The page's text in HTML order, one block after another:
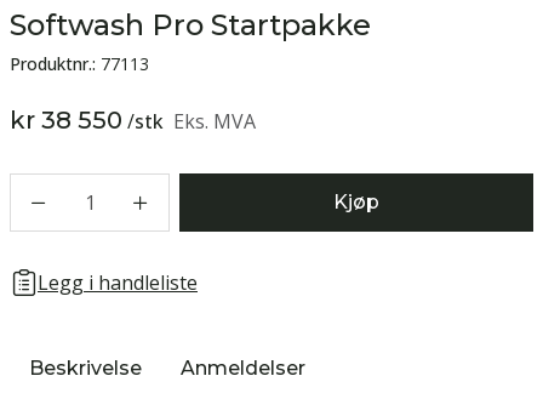
Softwash Pro Startpakke
Produktnr.: 77113
kr 38 550 /stk Eks. MVA
1 Kjøp
Legg i handleliste
Beskrivelse Anmeldelser